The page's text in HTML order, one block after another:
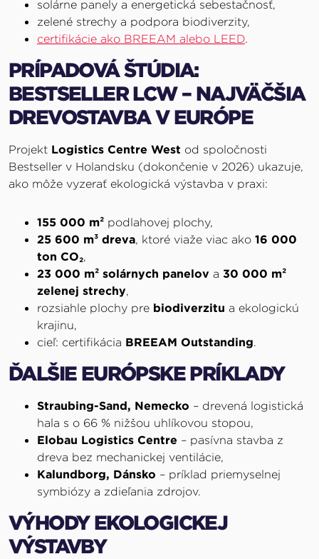
solárne panely a energetická sebestačnosť,
zelené strechy a podpora biodiverzity,
certifikácie ako BREEAM alebo LEED.
PRÍPADOVÁ ŠTÚDIA:
BESTSELLER LCW – NAJVÄČŠIA
DREVOSTAVBA V EURÓPE
Projekt Logistics Centre West od spoločnosti
Bestseller v Holandsku (dokončenie v 2026) ukazuje,
ako môže vyzerať ekologická výstavba v praxi:
155 000 m² podlahovej plochy,
25 600 m³ dreva, ktoré viaže viac ako 16 000
ton CO₂,
23 000 m² solárnych panelov a 30 000 m²
zelenej strechy,
rozsiahle plochy pre biodiverzitu a ekologickú
krajinu,
cieľ: certifikácia BREEAM Outstanding.
ĎALŠIE EURÓPSKE PRÍKLADY
Straubing-Sand, Nemecko – drevená logistická
hala s o 66 % nižšou uhlíkovou stopou,
Elobau Logistics Centre – pasívna stavba z
dreva bez mechanickej ventilácie,
Kalundborg, Dánsko – príklad priemyselnej
symbiózy a zdieľania zdrojov.
VÝHODY EKOLOGICKEJ
VÝSTAVBY